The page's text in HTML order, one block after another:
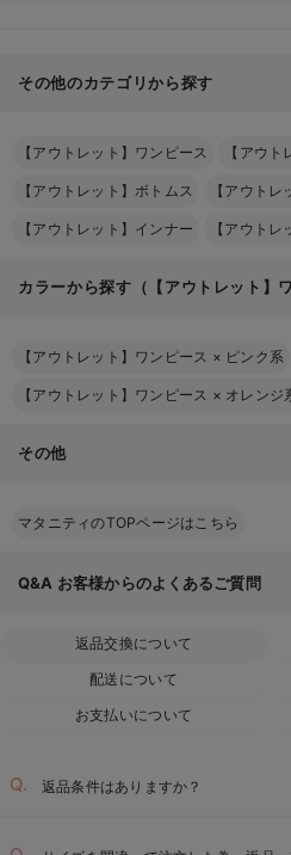
その他のカテゴリから探す
【アウトレット】ワンピース 【アウ
【アウトレット】ボトムス 【アウト
【アウトレット】インナー 【アウト
カラーから探す（【アウトレット】
【アウトレット】ワンピース × ピンク系
【アウトレット】ワンピース × オレンジ
その他
マタニティのTOPページはこちら
Q&A お客様からのよくあるご質問
返品交換について
配送について
お支払いについて
返品条件はありますか？